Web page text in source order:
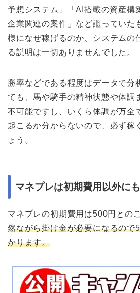
予想システム」「AI搭載の資産構
企業関連の案件」など謳っていた
様になぜ稼げるのか、システムの
る説明は一切ありませんでした。
勝率などである程度はデータで分
ても、馬や騎手の精神状態や体調
不可能ですし、いくら体調が万全
起こるか分からないので、必ず稼
ょう。
マネプレは初期費用以外に
マネプレの初期費用は500円との
然ながら掛け金が必要になるので
かります。